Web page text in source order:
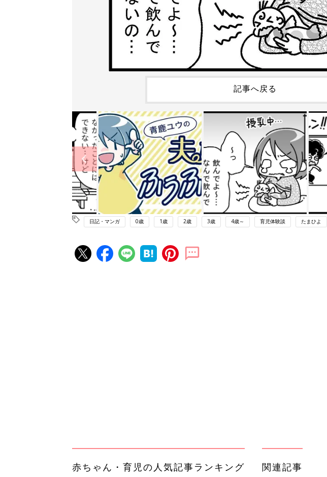
記事へ戻る
日記・マンガ 0歳 1歳 2歳 3歳 4歳～ 育児体験談 たまひよ